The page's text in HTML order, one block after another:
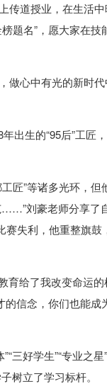
传道授业，在生活
题名”，愿大家在技
做心中有光的新时
出生的“95后”工匠
匠”等诸多光环，但
……”刘豪老师分享了
赛失利，他重整旗鼓
育给了我改变命运的
的信念，你们也能成
三好学生”“专业之星
树立了学习标杆。